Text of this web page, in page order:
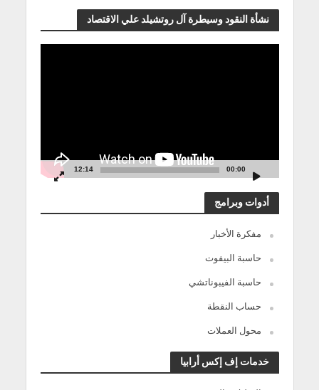
نشأة النقود وسيطرة آل روتشيلد علي الاقتصاد
00:00
12:14
أدوات وبرامج
مفكرة الأخبار
حاسبة البيفوت
حاسبة الفيبوناتشي
حساب النقطة
محول العملات
خدمات إف إكس أرابيا